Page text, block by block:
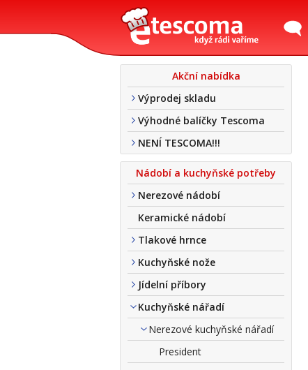
Akční nabídka
Výprodej skladu
Výhodné balíčky Tescoma
NENÍ TESCOMA!!!
Nádobí a kuchyňské potřeby
Nerezové nádobí
Keramické nádobí
Tlakové hrnce
Kuchyňské nože
Jídelní příbory
Kuchyňské nářadí
Nerezové kuchyňské nářadí
President